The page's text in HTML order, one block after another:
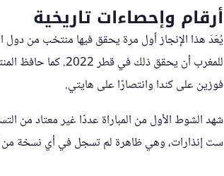
أرقام وإحصاءات تاريخية
يُعَدّ هذا الإنجاز أول مرة يحقق فيها منتخب من
للمغرب أن يحقق
فوزين على كندا وانتصارًا على هايتي.
شهد الشوط الأول من المباراة عددًا غير معتاد من
ست إنذارات، وهي ظاهرة لم تسجل في أي نسخة من كأس